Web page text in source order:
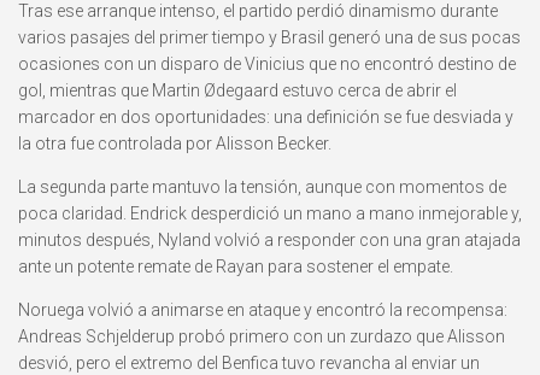
Tras ese arranque intenso, el partido perdió dinamismo durante
varios pasajes del primer tiempo y Brasil generó una de sus pocas
ocasiones con un disparo de Vinicius que no encontró destino de
gol, mientras que Martin Ødegaard estuvo cerca de abrir el
marcador en dos oportunidades: una definición se fue desviada y
la otra fue controlada por Alisson Becker.
La segunda parte mantuvo la tensión, aunque con momentos de
poca claridad. Endrick desperdició un mano a mano inmejorable y,
minutos después, Nyland volvió a responder con una gran atajada
ante un potente remate de Rayan para sostener el empate.
Noruega volvió a animarse en ataque y encontró la recompensa:
Andreas Schjelderup probó primero con un zurdazo que Alisson
desvió, pero el extremo del Benfica tuvo revancha al enviar un